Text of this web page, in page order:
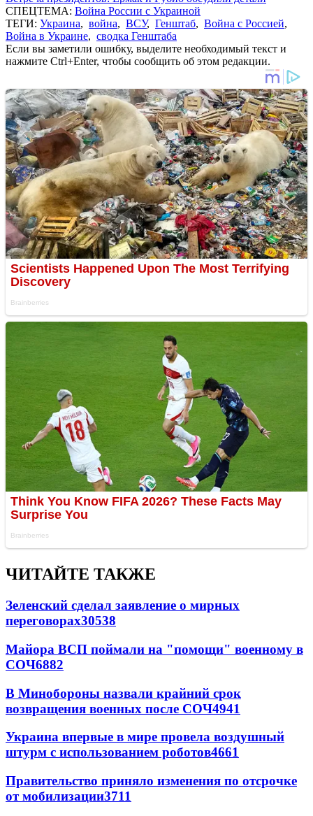
СПЕЦТЕМА: Война России с Украиной
ТЕГИ: Украина, война, ВСУ, Генштаб, Война с Россией,
Война в Украине, сводка Генштаба
Если вы заметили ошибку, выделите необходимый текст и
нажмите Ctrl+Enter, чтобы сообщить об этом редакции.
ЧИТАЙТЕ ТАКЖЕ
Зеленский сделал заявление о мирных
переговорах30538
Майора ВСП поймали на "помощи" военному в
СОЧ6882
В Минобороны назвали крайний срок
возвращения военных после СОЧ4941
Украина впервые в мире провела воздушный
штурм с использованием роботов4661
Правительство приняло изменения по отсрочке
от мобилизации3711